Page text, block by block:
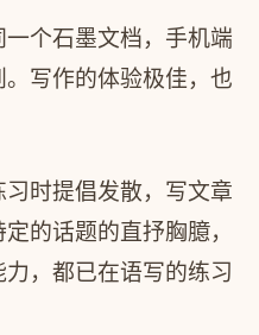
个石墨文档，手机端
写作的体验极佳，也
时提倡发散，写文章
的话题的直抒胸臆，
，都已在语写的练习